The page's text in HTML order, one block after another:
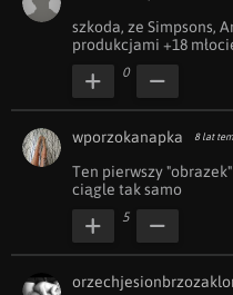
szkoda, ze Simpsons,
produkcjami +18
0
wporzokanapka 8 lat
Ten pierwszy
ciągle tak samo
5